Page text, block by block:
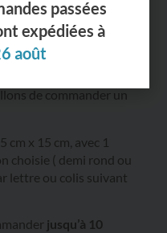
à la
de commander un
x 15 cm, avec 1
choisie ( demi rond ou
lettre ou colis suivant
jusqu’à 10